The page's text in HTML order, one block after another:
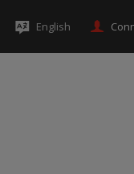
English